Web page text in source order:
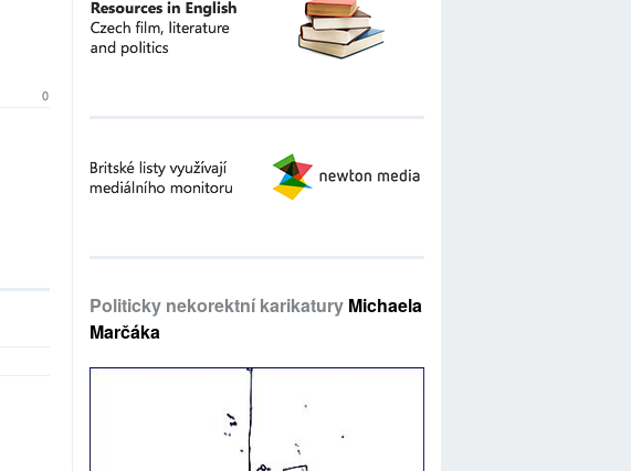
0
Politicky nekorektní karikatury Michaela
Marčáka